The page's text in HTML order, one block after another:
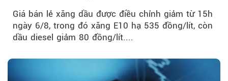
Giá bán lẻ xăng dầu được điều chỉnh giảm từ 15h
ngày 6/8, trong đó xăng E10 hạ 535 đồng/lít, còn
dầu diesel giảm 80 đồng/lít....